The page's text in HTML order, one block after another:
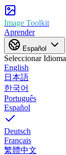
Image Toolkit
Aprender
Español
Seleccionar Idioma
English
日本語
한국어
Português
Español
Deutsch
Français
繁體中文